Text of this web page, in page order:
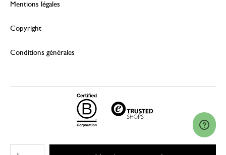
Mentions légales
Copyright
Conditions générales
© 2026 Dille & Kamille (Nederland) B.V.